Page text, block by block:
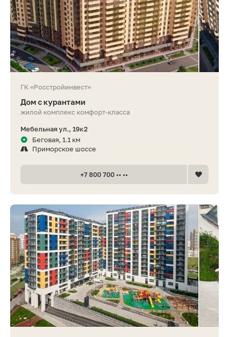
ГК «Росстройинвест»
Дом с курантами
жилой комплекс комфорт-класса
Мебельная ул., 19к2
Беговая, 1.1 км
Приморское шоссе
+7 800 700 •• ••